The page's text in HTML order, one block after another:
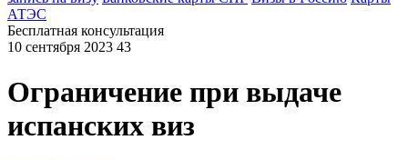
АТЭС
Бесплатная консультация
10 сентября 2023 43
Ограничение при выдаче
испанских виз